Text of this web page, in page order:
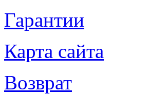
Гарантии
Карта сайта
Возврат